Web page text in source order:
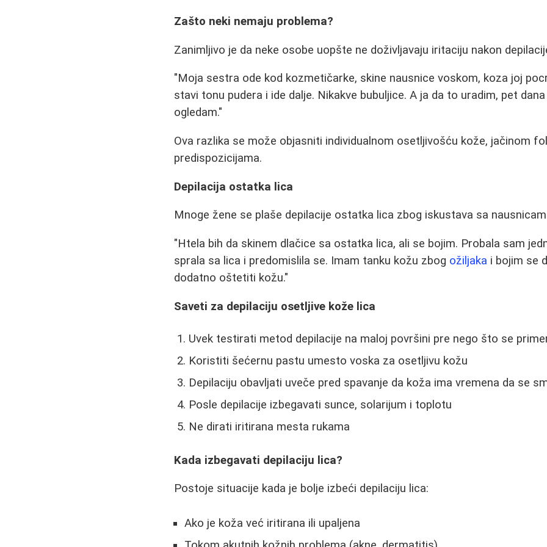
Zašto neki nemaju problema?
Zanimljivo je da neke osobe uopšte ne doživljavaju iritaciju nakon
"Moja sestra ode kod kozmetičarke, skine nausnice voskom, koza joj
stavi tonu pudera i ide dalje. Nikakve bubuljice. A ja da to uradim, pet
ogledam."
Ova razlika se može objasniti individualnom osetljivošću kože, jačinom
predispozicijama.
Depilacija ostatka lica
Mnoge žene se plaše depilacije ostatka lica zbog iskustava sa
"Htela bih da skinem dlačice sa ostatka lica, ali se bojim. Probala sam
sprala sa lica i predomislila se. Imam tanku kožu zbog ožiljaka i bojim se
dodatno oštetiti kožu."
Saveti za depilaciju osetljive kože lica
Uvek testirati metod depilacije na maloj površini pre nego što se
Koristiti šećernu pastu umesto voska za osetljivu kožu
Depilaciju obavljati uveče pred spavanje da koža ima vremena da se
Posle depilacije izbegavati sunce, solarijum i toplotu
Ne dirati iritirana mesta rukama
Kada izbegavati depilaciju lica?
Postoje situacije kada je bolje izbeći depilaciju lica:
Ako je koža već iritirana ili upaljena